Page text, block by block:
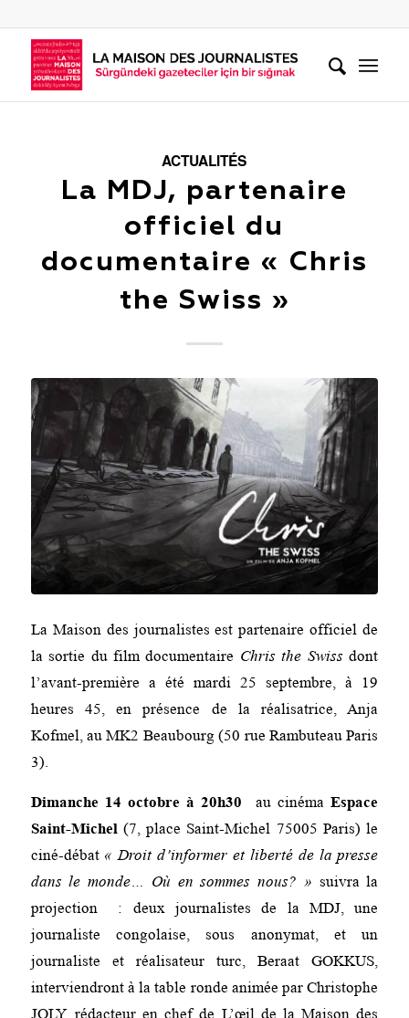
ACTUALITÉS
La MDJ, partenaire
officiel du
documentaire « Chris
the Swiss »
La Maison des journalistes est partenaire officiel de
la sortie du film documentaire Chris the Swiss dont
l’avant-première a été mardi 25 septembre, à 19
heures 45, en présence de la réalisatrice, Anja
Kofmel, au MK2 Beaubourg (50 rue Rambuteau Paris
3).
Dimanche 14 octobre à 20h30 au cinémaEspace
Saint-Michel(7, place Saint-Michel 75005 Paris) le
ciné-débat « Droit d’informer et liberté de la presse
dans le monde… Où en sommes nous? » suivra la
projection : deux journalistes de la MDJ, une
journaliste congolaise, sous anonymat, et un
journaliste et réalisateur turc, Beraat GOKKUS,
interviendront à la table ronde animée par Christophe
JOLY, rédacteur en chef de L’œil de la Maison des